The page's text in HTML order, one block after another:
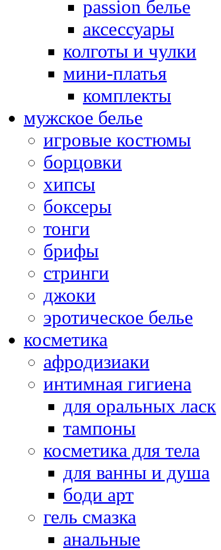
passion белье
аксессуары
колготы и чулки
мини-платья
комплекты
мужское белье
игровые костюмы
борцовки
хипсы
боксеры
тонги
брифы
стринги
джоки
эротическое белье
косметика
афродизиаки
интимная гигиена
для оральных ласк
тампоны
косметика для тела
для ванны и душа
боди арт
гель смазка
анальные